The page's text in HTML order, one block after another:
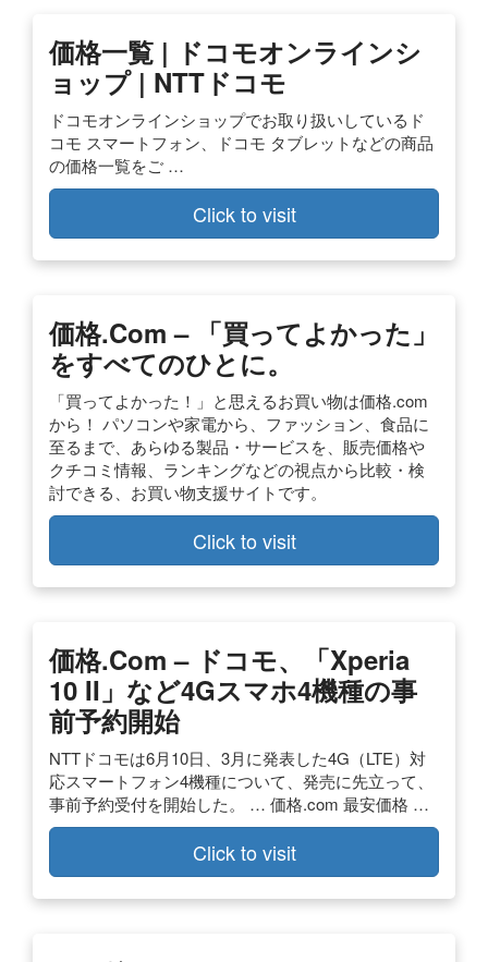
価格一覧 | ドコモオンラインシ
ョップ | NTTドコモ
ドコモオンラインショップでお取り扱いしているド
コモ スマートフォン、ドコモ タブレットなどの商品
の価格一覧をご …
Click to visit
価格.com – 「買ってよかった」
をすべてのひとに。
「買ってよかった！」と思えるお買い物は価格.com
から！ パソコンや家電から、ファッション、食品に
至るまで、あらゆる製品・サービスを、販売価格や
クチコミ情報、ランキングなどの視点から比較・検
討できる、お買い物支援サイトです。
Click to visit
価格.com – ドコモ、「Xperia
10 II」など4Gスマホ4機種の事
前予約開始
NTTドコモは6月10日、3月に発表した4G（LTE）対
応スマートフォン4機種について、発売に先立って、
事前予約受付を開始した。 … 価格.com 最安価格 …
Click to visit